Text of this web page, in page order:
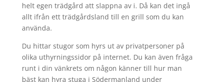
helt egen trädgård att slappna av i. Då kan det ingå
allt ifrån ett trädgårdsland till en grill som du kan
använda.
Du hittar stugor som hyrs ut av privatpersoner på
olika uthyrningssidor på internet. Du kan även fråga
runt i din vänkrets om någon känner till hur man
bäst kan hyra stuga i Södermanland under